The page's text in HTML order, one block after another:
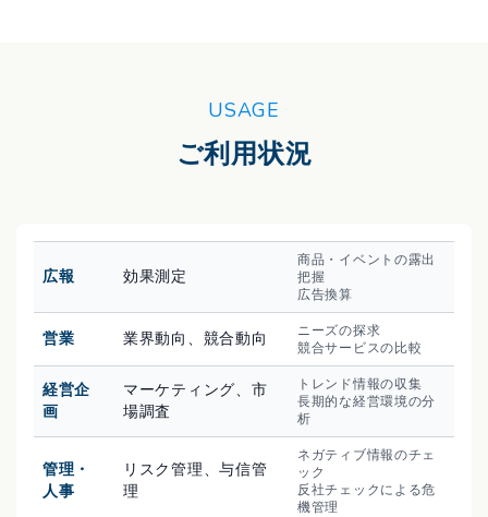
USAGE
ご利用状況
広報 効果測定
商品・イベントの露出
把握
広告換算
営業 業界動向、競合動向
ニーズの探求
競合サービスの比較
経営企
画
マーケティング、市
場調査
トレンド情報の収集
長期的な経営環境の分
析
管理・
人事
リスク管理、与信管
理
ネガティブ情報のチェ
ック
反社チェックによる危
機管理